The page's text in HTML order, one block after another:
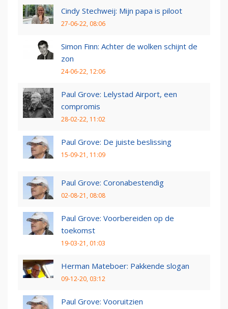
Cindy Stechweij: Mijn papa is piloot
27-06-22, 08:06
Simon Finn: Achter de wolken schijnt de
zon
24-06-22, 12:06
Paul Grove: Lelystad Airport, een
compromis
28-02-22, 11:02
Paul Grove: De juiste beslissing
15-09-21, 11:09
Paul Grove: Coronabestendig
02-08-21, 08:08
Paul Grove: Voorbereiden op de
toekomst
19-03-21, 01:03
Herman Mateboer: Pakkende slogan
09-12-20, 03:12
Paul Grove: Vooruitzien